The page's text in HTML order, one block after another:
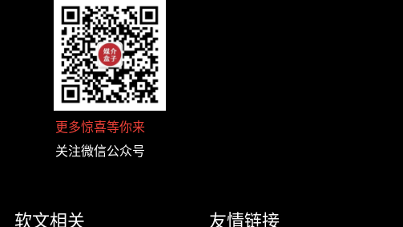
更多惊喜等你来
关注微信公众号
软文相关 友情链接